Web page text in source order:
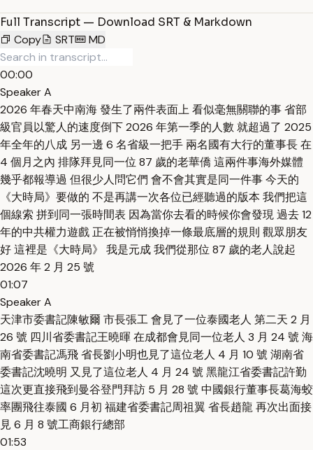
Full Transcript — Download SRT & Markdown
Copy
SRT MD
00:00
Speaker A
2026 年春天中南海 發生了兩件表面上 看似毫無關聯的事 省部
級官員以驚人的速度倒下 2026 年第一季的人數 就超過了 2025
年全年的八成 另一邊 6 名省級一把手 兩名國有大行的董事長 在
4 個月之內 排隊拜見同一位 87 歲的老華僑 這兩件事海外媒體
幾乎都報導過 但很少人問它們 會不會其實是同一件事 今天的
《大時局》要做的 不是再講一次各位已經聽過的版本 我們把這
個線索 拼到同一張時間表 因為當你去看的時候你會發現 過去 12
年的中共權力遊戲 正在被悄悄換掉一條最底層的規則 觀眾朋友
好 這裡是《大時局》 我是元成 我們從那位 87 歲的老人說起
2026 年 2 月 25 號
01:07
Speaker A
天津市委書記陳敏爾 市長張工 會見了一位泰國老人 第二天 2 月
26 號 四川省委書記王曉暉 在成都會見同一位老人 3 月 24 號 海
南省委書記馮飛 省長劉小明也見了這位老人 4 月 10 號 湖南省
委書記沈曉明 又見了這位老人 4 月 24 號 黑龍江省委書記許勤
這次更直接飛到曼谷登門拜訪 5 月 28 號 中國銀行董事長葛海蛟
率團飛往泰國 6 月初 福建省委書記周祖翼 省長趙龍 再次出面接
見 6 月 8 號工商銀行總部
01:53